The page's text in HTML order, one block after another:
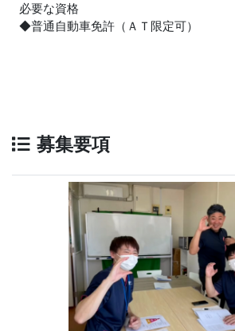
必要な資格
◆普通自動車免許（ＡＴ限定可）
募集要項